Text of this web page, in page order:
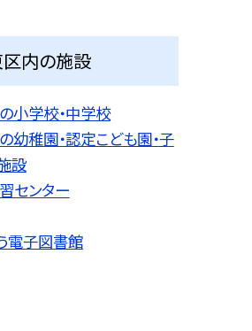
内の施設
小学校・中学校
幼稚園・認定こども園・子
設
センター
電子図書館